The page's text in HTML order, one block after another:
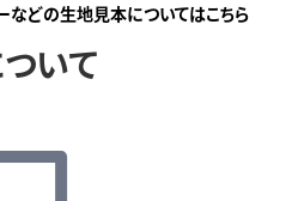
などの生地見本についてはこちら
いて